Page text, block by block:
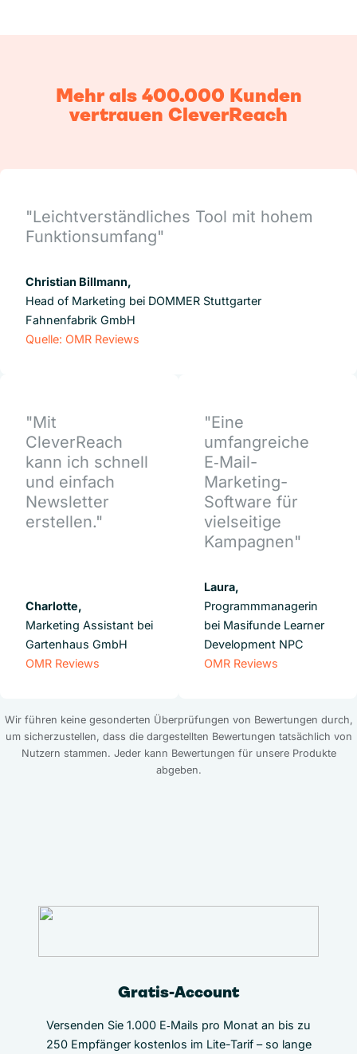
Mehr als 400.000 Kunden
vertrauen CleverReach
"Leichtverständliches Tool mit hohem
Funktionsumfang"
Christian Billmann,
Head of Marketing bei DOMMER Stuttgarter
Fahnenfabrik GmbH
Quelle: OMR Reviews
"Mit
CleverReach
kann ich schnell
und einfach
Newsletter
erstellen."
Charlotte,
Marketing Assistant bei
Gartenhaus GmbH
OMR Reviews
"Eine
umfangreiche
E‑Mail-
Marketing-
Software für
vielseitige
Kampagnen"
Laura,
Programmmanagerin
bei Masifunde Learner
Development NPC
OMR Reviews
Wir führen keine gesonderten Überprüfungen von Bewertungen durch,
um sicherzustellen, dass die dargestellten Bewertungen tatsächlich von
Nutzern stammen. Jeder kann Bewertungen für unsere Produkte
abgeben.
Gratis-Account
Versenden Sie 1.000 E‑Mails pro Monat an bis zu
250 Empfänger kostenlos im Lite-Tarif – so lange